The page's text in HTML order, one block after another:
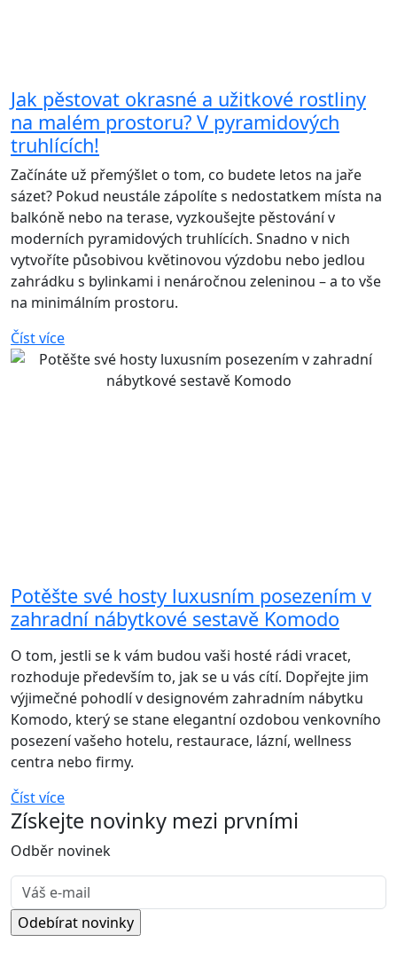
Jak pěstovat okrasné a užitkové rostliny
na malém prostoru? V pyramidových
truhlících!
Začínáte už přemýšlet o tom, co budete letos na jaře
sázet? Pokud neustále zápolíte s nedostatkem místa na
balkóně nebo na terase, vyzkoušejte pěstování v
moderních pyramidových truhlících. Snadno v nich
vytvoříte působivou květinovou výzdobu nebo jedlou
zahrádku s bylinkami i nenáročnou zeleninou – a to vše
na minimálním prostoru.
Číst více
Potěšte své hosty luxusním posezením v
zahradní nábytkové sestavě Komodo
O tom, jestli se k vám budou vaši hosté rádi vracet,
rozhoduje především to, jak se u vás cítí. Dopřejte jim
výjimečné pohodlí v designovém zahradním nábytku
Komodo, který se stane elegantní ozdobou venkovního
posezení vašeho hotelu, restaurace, lázní, wellness
centra nebo firmy.
Číst více
Získejte novinky mezi prvními
Odběr novinek